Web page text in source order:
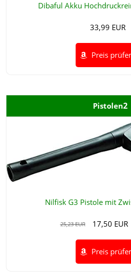
Dibaful Akku
33,99 EUR
Preis
Pistolen2
Nilfisk G3 Pistole mit
25,23 EUR 17,50 EUR
Preis